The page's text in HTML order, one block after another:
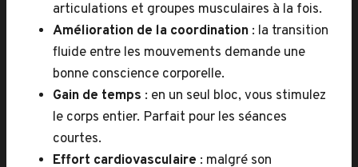
articulations et groupes musculaires à la fois.
Amélioration de la coordination : la transition
fluide entre les mouvements demande une
bonne conscience corporelle.
Gain de temps : en un seul bloc, vous stimulez
le corps entier. Parfait pour les séances
courtes.
Effort cardiovasculaire : malgré son